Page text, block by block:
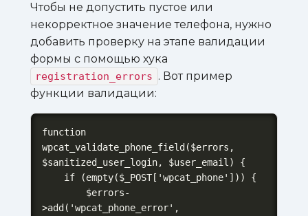
Чтобы не допустить пустое или
некорректное значение телефона, нужно
добавить проверку на этапе валидации
формы с помощью хука
registration_errors . Вот пример
функции валидации:
function
wpcat_validate_phone_field($errors,
$sanitized_user_login, $user_email) {
>add('wpcat_phone_error',